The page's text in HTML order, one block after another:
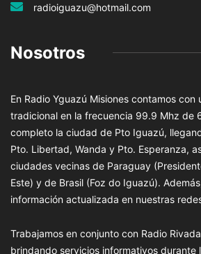
radioiguazu@hotmail.com
Nosotros
En Radio Yguazú Misiones contamos
tradicional en la frecuencia 99.9 Mhz de
completo la ciudad de Pto Iguazú,
Pto. Libertad, Wanda y Pto. Esperanza,
ciudades vecinas de Paraguay
Este) y de Brasil (Foz do Iguazú).
información actualizada en nuestras
Trabajamos en conjunto con Radio
brindando servicios informativos durante